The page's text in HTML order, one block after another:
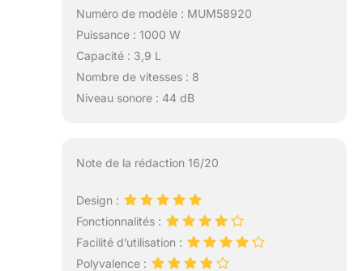
Numéro de modèle : MUM58920
Puissance : 1000 W
Capacité : 3,9 L
Nombre de vitesses : 8
Niveau sonore : 44 dB
Note de la rédaction 16/20
Design :
Fonctionnalités :
Facilité d’utilisation :
Polyvalence :